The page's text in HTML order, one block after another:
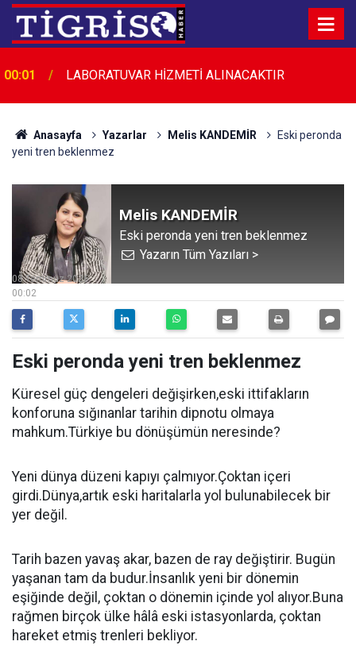
00:01 LABORATUVAR HİZMETİ ALINACAKTIR
Anasayfa Yazarlar Melis KANDEMİR
Eski peronda
yeni tren beklenmez
Melis KANDEMİR
Eski peronda yeni tren beklenmez
Yazarın Tüm Yazıları >
00:02
08 Temmuz 2026
Eski peronda yeni tren beklenmez
Küresel güç dengeleri değişirken,eski ittifakların
konforuna sığınanlar tarihin dipnotu olmaya
mahkum.Türkiye bu dönüşümün neresinde?
Yeni dünya düzeni kapıyı çalmıyor.Çoktan içeri
girdi.Dünya,artık eski haritalarla yol bulunabilecek bir
yer değil.
Tarih bazen yavaş akar, bazen de ray değiştirir. Bugün
yaşanan tam da budur.İnsanlık yeni bir dönemin
eşiğinde değil, çoktan o dönemin içinde yol alıyor.Buna
rağmen birçok ülke hâlâ eski istasyonlarda, çoktan
hareket etmiş trenleri bekliyor.